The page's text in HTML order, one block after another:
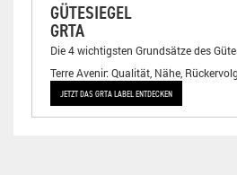
GÜTESIEGEL
GRTA
Die 4 wichtigsten Grundsätze des
Terre Avenir: Qualität, Nähe,
JETZT DAS GRTA LABEL ENTDECKEN